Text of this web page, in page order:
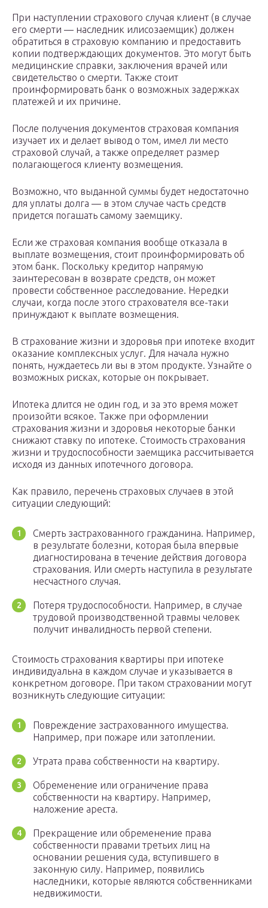
При наступлении страхового случая клиент (в случае
его смерти — наследник илисозаемщик) должен
обратиться в страховую компанию и предоставить
копии подтверждающих документов. Это могут быть
медицинские справки, заключения врачей или
свидетельство о смерти. Также стоит
проинформировать банк о возможных задержках
платежей и их причине.
После получения документов страховая компания
изучает их и делает вывод о том, имел ли место
страховой случай, а также определяет размер
полагающегося клиенту возмещения.
Возможно, что выданной суммы будет недостаточно
для уплаты долга — в этом случае часть средств
придется погашать самому заемщику.
Если же страховая компания вообще отказала в
выплате возмещения, стоит проинформировать об
этом банк. Поскольку кредитор напрямую
заинтересован в возврате средств, он может
провести собственное расследование. Нередки
случаи, когда после этого страхователя все-таки
принуждают к выплате возмещения.
В страхование жизни и здоровья при ипотеке входит
оказание комплексных услуг. Для начала нужно
понять, нуждаетесь ли вы в этом продукте. Узнайте о
возможных рисках, которые он покрывает.
Ипотека длится не один год, и за это время может
произойти всякое. Также при оформлении
страхования жизни и здоровья некоторые банки
снижают ставку по ипотеке. Стоимость страхования
жизни и трудоспособности заемщика рассчитывается
исходя из данных ипотечного договора.
Как правило, перечень страховых случаев в этой
ситуации следующий:
Смерть застрахованного гражданина. Например,
в результате болезни, которая была впервые
диагностирована в течение действия договора
страхования. Или смерть наступила в результате
несчастного случая.
Потеря трудоспособности. Например, в случае
трудовой производственной травмы человек
получит инвалидность первой степени.
Стоимость страхования квартиры при ипотеке
индивидуальна в каждом случае и указывается в
конкретном договоре. При таком страховании могут
возникнуть следующие ситуации:
Повреждение застрахованного имущества.
Например, при пожаре или затоплении.
Утрата права собственности на квартиру.
Обременение или ограничение права
собственности на квартиру. Например,
наложение ареста.
Прекращение или обременение права
собственности правами третьих лиц на
основании решения суда, вступившего в
законную силу. Например, появились
наследники, которые являются собственниками
недвижимости.